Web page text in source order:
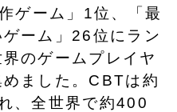
ゲーム」1位、「最
ーム」26位にラン
のゲームプレイヤ
ました。CBTは約
、全世界で約400